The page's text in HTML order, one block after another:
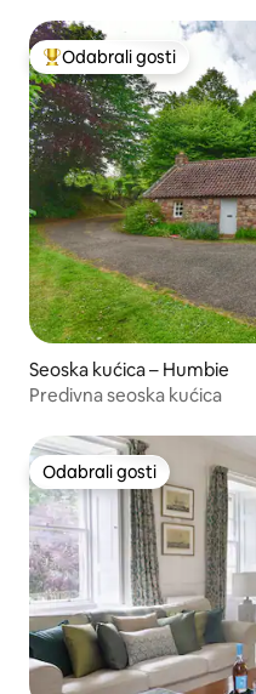
Među najviše rangiranima
Odabrali gosti
Seoska kućica – Humbie
Predivna seoska kućica
Odabrali gosti
Odabrali gosti